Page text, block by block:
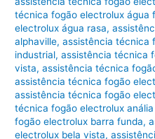
técnica fogão electrolux água
electrolux água rasa,
alphaville,assistência técnica
industrial,assistência técnica
vista,assistência técnica
assistência técnica fogão
assistência técnica fogão
técnica fogão electrolux
fogão electrolux barra funda,
electrolux bela vista,